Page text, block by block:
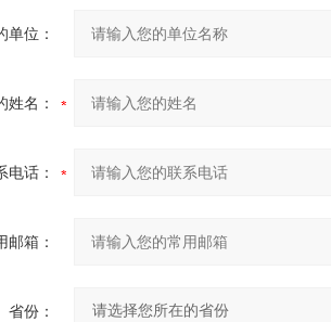
单位：
姓名：
电话：
邮箱：
省份：